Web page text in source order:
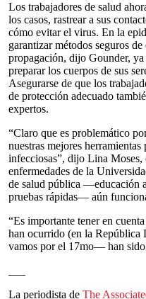
Los trabajadores de salud
los casos, rastrear a sus
cómo evitar el virus. En la
garantizar métodos seguros
propagación, dijo Gounder, ya
preparar los cuerpos de sus
Asegurarse de que los
de protección adecuado
expertos.
“Claro que es problemático
nuestras mejores
infecciosas”, dijo Lina
enfermedades de la
de salud pública —educación
pruebas rápidas— aún
“Es importante tener en
han ocurrido (en la
vamos por el 17mo— han sido
La periodista de The